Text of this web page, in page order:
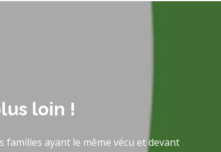
loin !
familles ayant le même vécu et devant